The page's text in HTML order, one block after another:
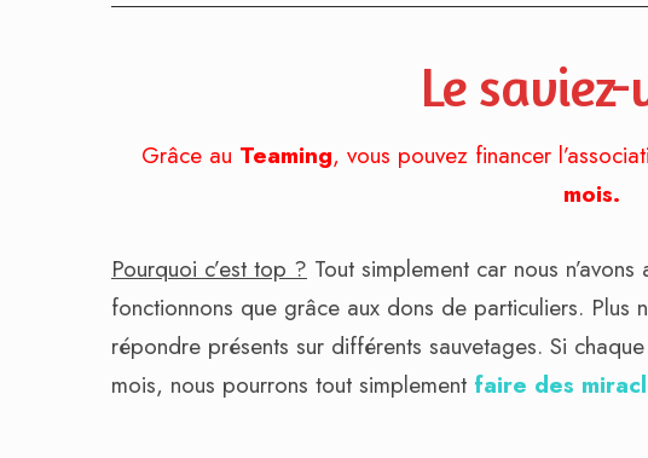
Le
Grâce au Teaming, vous pouvez financer
mois.
Pourquoi c’est top ? Tout simplement car nous
fonctionnons que grâce aux dons de particuliers. Plus
répondre présents sur différents sauvetages. Si
mois, nous pourrons tout simplement faire des